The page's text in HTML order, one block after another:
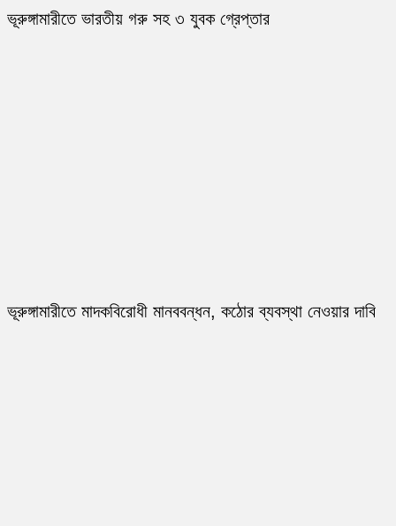
ভূরুঙ্গামারীতে ভারতীয় গরু সহ ৩ যুবক গ্রেপ্তার
ভূরুঙ্গামারীতে মাদকবিরোধী মানববন্ধন, কঠোর ব্যবস্থা নেওয়ার দাবি